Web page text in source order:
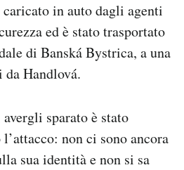
in auto dagli agenti
ed è stato trasportato
di Banská Bystrica, a una
Handlová.
sparato è stato
non ci sono ancora
sua identità e non si sa